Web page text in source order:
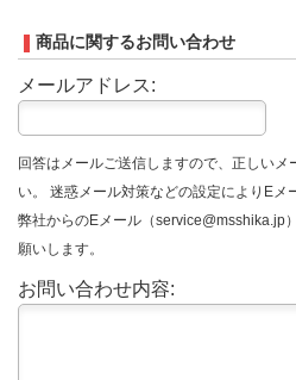
商品に関するお問い合わせ
メールアドレス:
回答はメールご送信しますので、正しいメ
い。 迷惑メール対策などの設定によりEメ
弊社からのEメール（service@msshika.jp
願いします。
お問い合わせ内容: